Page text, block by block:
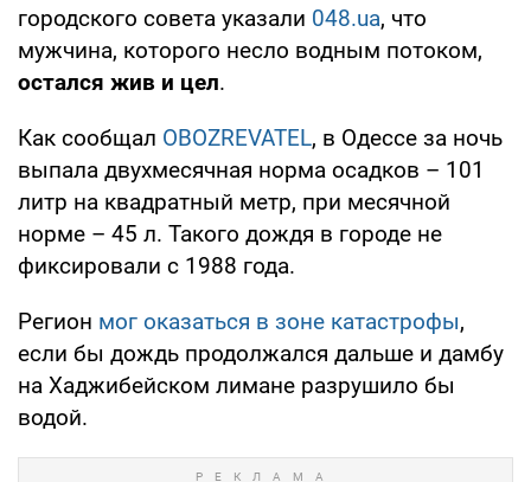
городского совета указали 048.ua, что
мужчина, которого несло водным потоком,
остался жив и цел.
Как сообщал OBOZREVATEL, в Одессе за ночь
выпала двухмесячная норма осадков – 101
литр на квадратный метр, при месячной
норме – 45 л. Такого дождя в городе не
фиксировали с 1988 года.
Регион мог оказаться в зоне катастрофы,
если бы дождь продолжался дальше и дамбу
на Хаджибейском лимане разрушило бы
водой.